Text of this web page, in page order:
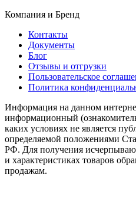
Компания и Бренд
Контакты
Документы
Блог
Отзывы и отгрузки
Пользовательское
Политика
Информация на данном
информационный
каких условиях не является
определяемой положениями
РФ. Для получения
и характеристиках товаров
продажам.